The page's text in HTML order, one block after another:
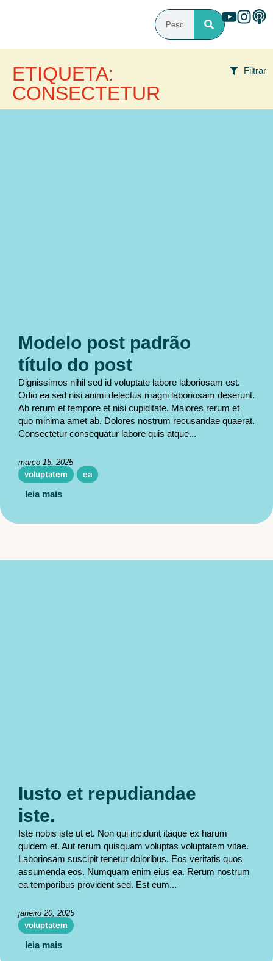
ETIQUETA:
CONSECTETUR
Filtrar
Modelo post padrão
título do post
Dignissimos nihil sed id voluptate labore laboriosam est.
Odio ea sed nisi animi delectus magni laboriosam deserunt.
Ab rerum et tempore et nisi cupiditate. Maiores rerum et
quo minima amet ab. Dolores nostrum recusandae quaerat.
Consectetur consequatur labore quis atque...
março 15, 2025
voluptatem ea
leia mais
Iusto et repudiandae
iste.
Iste nobis iste ut et. Non qui incidunt itaque ex harum
quidem et. Aut rerum quisquam voluptas voluptatem vitae.
Laboriosam suscipit tenetur doloribus. Eos veritatis quos
assumenda eos. Numquam enim eius ea. Rerum nostrum
ea temporibus provident sed. Est eum...
janeiro 20, 2025
voluptatem
leia mais